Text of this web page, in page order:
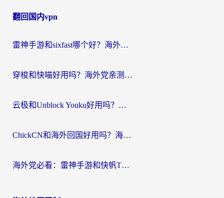
导
翻回国内vpn
雷神手游和sixfast哪个好？海外党亲测3款回国加速器，教你选对不踩坑
穿梭和快喵好用吗？海外党亲测：小众加速器对比+番茄加速器深度体验
云极和Unblock Youku好用吗？海外党亲测+2026回国加速器避坑指南
ChickCN和海外回国好用吗？海外党2026亲测：从手游到影音，选对加速器的3个关键
海外党必看：雷神手游和快帆TV版好用吗？3步选对回国加速器不踩坑